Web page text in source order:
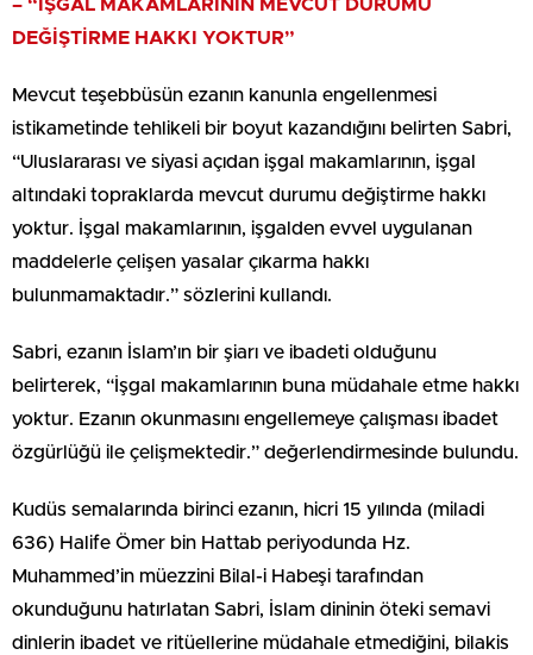
– “İŞGAL MAKAMLARININ MEVCUT DURUMU
DEĞİŞTİRME HAKKI YOKTUR”
Mevcut teşebbüsün ezanın kanunla engellenmesi
istikametinde tehlikeli bir boyut kazandığını belirten Sabri,
“Uluslararası ve siyasi açıdan işgal makamlarının, işgal
altındaki topraklarda mevcut durumu değiştirme hakkı
yoktur. İşgal makamlarının, işgalden evvel uygulanan
maddelerle çelişen yasalar çıkarma hakkı
bulunmamaktadır.” sözlerini kullandı.
Sabri, ezanın İslam’ın bir şiarı ve ibadeti olduğunu
belirterek, “İşgal makamlarının buna müdahale etme hakkı
yoktur. Ezanın okunmasını engellemeye çalışması ibadet
özgürlüğü ile çelişmektedir.” değerlendirmesinde bulundu.
Kudüs semalarında birinci ezanın, hicri 15 yılında (miladi
636) Halife Ömer bin Hattab periyodunda Hz.
Muhammed’in müezzini Bilal-i Habeşi tarafından
okunduğunu hatırlatan Sabri, İslam dininin öteki semavi
dinlerin ibadet ve ritüellerine müdahale etmediğini, bilakis